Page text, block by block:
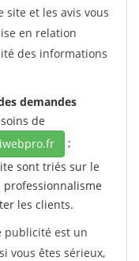
et les avis vous
en relation
des informations
demandes
de
;
sont triés sur le
les clients.
publicité est un
vous êtes sérieux,